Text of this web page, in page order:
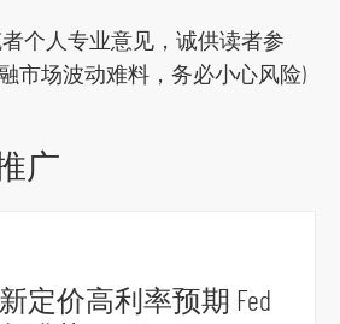
个人专业意见，诚供读者参
市场波动难料，务必小心风险)
广
定价高利率预期 Fed